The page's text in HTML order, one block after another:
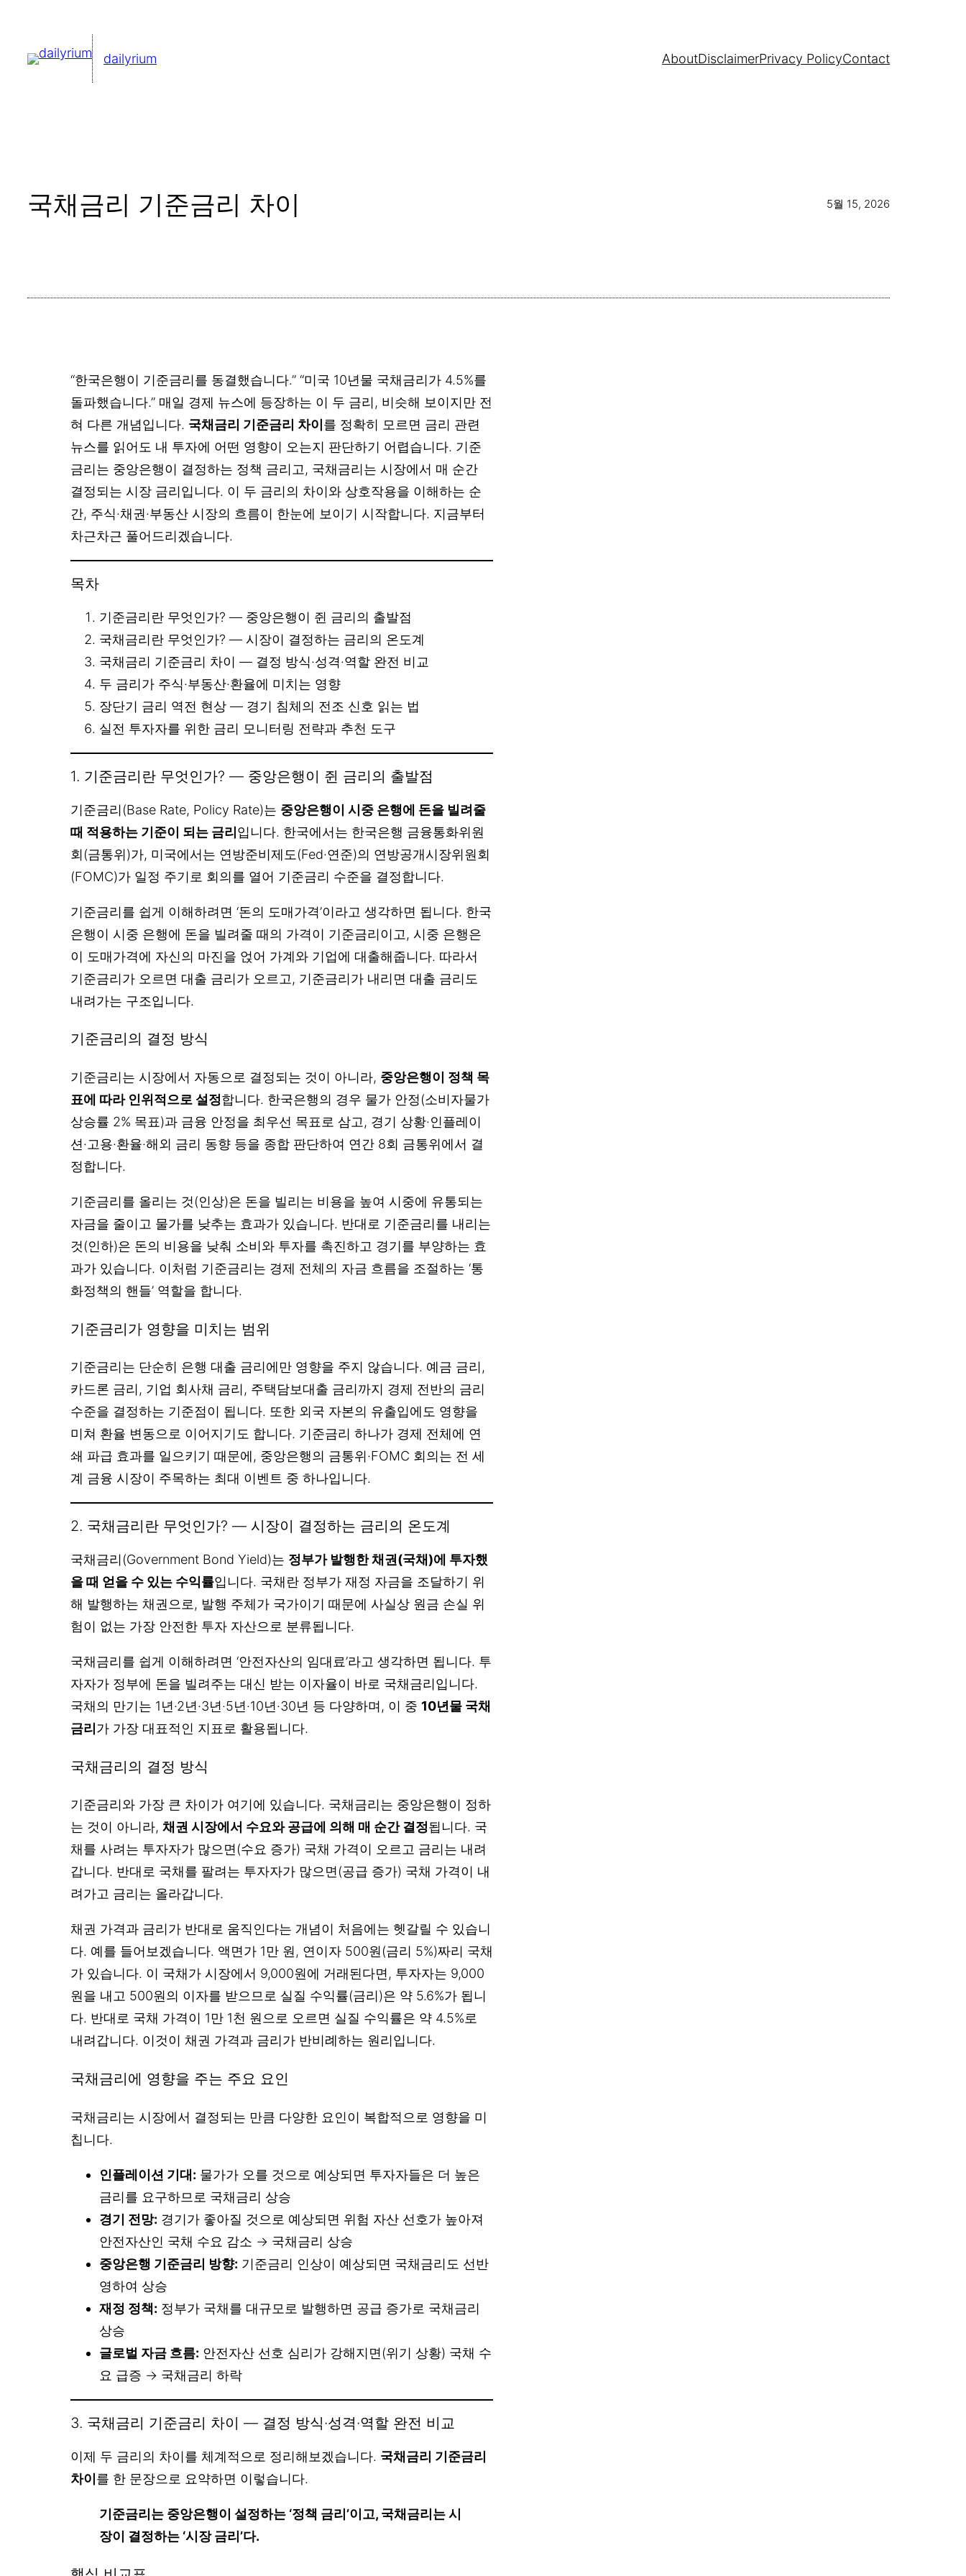
dailyrium AboutDisclaimerPrivacy PolicyContact
국채금리 기준금리 차이 5월 15, 2026
“한국은행이 기준금리를 동결했습니다.” “미국 10년물 국채금리가 4.5%를
돌파했습니다.” 매일 경제 뉴스에 등장하는 이 두 금리, 비슷해 보이지만 전
혀 다른 개념입니다. 국채금리 기준금리 차이를 정확히 모르면 금리 관련
뉴스를 읽어도 내 투자에 어떤 영향이 오는지 판단하기 어렵습니다. 기준
금리는 중앙은행이 결정하는 정책 금리고, 국채금리는 시장에서 매 순간
결정되는 시장 금리입니다. 이 두 금리의 차이와 상호작용을 이해하는 순
간, 주식·채권·부동산 시장의 흐름이 한눈에 보이기 시작합니다. 지금부터
차근차근 풀어드리겠습니다.
목차
기준금리란 무엇인가? — 중앙은행이 쥔 금리의 출발점
국채금리란 무엇인가? — 시장이 결정하는 금리의 온도계
국채금리 기준금리 차이 — 결정 방식·성격·역할 완전 비교
두 금리가 주식·부동산·환율에 미치는 영향
장단기 금리 역전 현상 — 경기 침체의 전조 신호 읽는 법
실전 투자자를 위한 금리 모니터링 전략과 추천 도구
1. 기준금리란 무엇인가? — 중앙은행이 쥔 금리의 출발점
기준금리(Base Rate, Policy Rate)는 중앙은행이 시중 은행에 돈을 빌려줄
때 적용하는 기준이 되는 금리입니다. 한국에서는 한국은행 금융통화위원
회(금통위)가, 미국에서는 연방준비제도(Fed·연준)의 연방공개시장위원회
(FOMC)가 일정 주기로 회의를 열어 기준금리 수준을 결정합니다.
기준금리를 쉽게 이해하려면 ‘돈의 도매가격’이라고 생각하면 됩니다. 한국
은행이 시중 은행에 돈을 빌려줄 때의 가격이 기준금리이고, 시중 은행은
이 도매가격에 자신의 마진을 얹어 가계와 기업에 대출해줍니다. 따라서
기준금리가 오르면 대출 금리가 오르고, 기준금리가 내리면 대출 금리도
내려가는 구조입니다.
기준금리의 결정 방식
기준금리는 시장에서 자동으로 결정되는 것이 아니라, 중앙은행이 정책 목
표에 따라 인위적으로 설정합니다. 한국은행의 경우 물가 안정(소비자물가
상승률 2% 목표)과 금융 안정을 최우선 목표로 삼고, 경기 상황·인플레이
션·고용·환율·해외 금리 동향 등을 종합 판단하여 연간 8회 금통위에서 결
정합니다.
기준금리를 올리는 것(인상)은 돈을 빌리는 비용을 높여 시중에 유통되는
자금을 줄이고 물가를 낮추는 효과가 있습니다. 반대로 기준금리를 내리는
것(인하)은 돈의 비용을 낮춰 소비와 투자를 촉진하고 경기를 부양하는 효
과가 있습니다. 이처럼 기준금리는 경제 전체의 자금 흐름을 조절하는 ‘통
화정책의 핸들’ 역할을 합니다.
기준금리가 영향을 미치는 범위
기준금리는 단순히 은행 대출 금리에만 영향을 주지 않습니다. 예금 금리,
카드론 금리, 기업 회사채 금리, 주택담보대출 금리까지 경제 전반의 금리
수준을 결정하는 기준점이 됩니다. 또한 외국 자본의 유출입에도 영향을
미쳐 환율 변동으로 이어지기도 합니다. 기준금리 하나가 경제 전체에 연
쇄 파급 효과를 일으키기 때문에, 중앙은행의 금통위·FOMC 회의는 전 세
계 금융 시장이 주목하는 최대 이벤트 중 하나입니다.
2. 국채금리란 무엇인가? — 시장이 결정하는 금리의 온도계
국채금리(Government Bond Yield)는 정부가 발행한 채권(국채)에 투자했
을 때 얻을 수 있는 수익률입니다. 국채란 정부가 재정 자금을 조달하기 위
해 발행하는 채권으로, 발행 주체가 국가이기 때문에 사실상 원금 손실 위
험이 없는 가장 안전한 투자 자산으로 분류됩니다.
국채금리를 쉽게 이해하려면 ‘안전자산의 임대료’라고 생각하면 됩니다. 투
자자가 정부에 돈을 빌려주는 대신 받는 이자율이 바로 국채금리입니다.
국채의 만기는 1년·2년·3년·5년·10년·30년 등 다양하며, 이 중 10년물 국채
금리 가 가장 대표적인 지표로 활용됩니다.
국채금리의 결정 방식
기준금리와 가장 큰 차이가 여기에 있습니다. 국채금리는 중앙은행이 정하
는 것이 아니라, 채권 시장에서 수요와 공급에 의해 매 순간 결정됩니다. 국
채를 사려는 투자자가 많으면(수요 증가) 국채 가격이 오르고 금리는 내려
갑니다. 반대로 국채를 팔려는 투자자가 많으면(공급 증가) 국채 가격이 내
려가고 금리는 올라갑니다.
채권 가격과 금리가 반대로 움직인다는 개념이 처음에는 헷갈릴 수 있습니
다. 예를 들어보겠습니다. 액면가 1만 원, 연이자 500원(금리 5%)짜리 국채
가 있습니다. 이 국채가 시장에서 9,000원에 거래된다면, 투자자는 9,000
원을 내고 500원의 이자를 받으므로 실질 수익률(금리)은 약 5.6%가 됩니
다. 반대로 국채 가격이 1만 1천 원으로 오르면 실질 수익률은 약 4.5%로
내려갑니다. 이것이 채권 가격과 금리가 반비례하는 원리입니다.
국채금리에 영향을 주는 주요 요인
국채금리는 시장에서 결정되는 만큼 다양한 요인이 복합적으로 영향을 미
칩니다.
인플레이션 기대: 물가가 오를 것으로 예상되면 투자자들은 더 높은
금리를 요구하므로 국채금리 상승
경기 전망: 경기가 좋아질 것으로 예상되면 위험 자산 선호가 높아져
안전자산인 국채 수요 감소 → 국채금리 상승
중앙은행 기준금리 방향: 기준금리 인상이 예상되면 국채금리도 선반
영하여 상승
재정 정책: 정부가 국채를 대규모로 발행하면 공급 증가로 국채금리
상승
글로벌 자금 흐름: 안전자산 선호 심리가 강해지면(위기 상황) 국채 수
요 급증 → 국채금리 하락
3. 국채금리 기준금리 차이 — 결정 방식·성격·역할 완전 비교
이제 두 금리의 차이를 체계적으로 정리해보겠습니다. 국채금리 기준금리
차이를 한 문장으로 요약하면 이렇습니다.
기준금리는 중앙은행이 설정하는 ‘정책 금리’이고, 국채금리는 시
장이 결정하는 ‘시장 금리’다.